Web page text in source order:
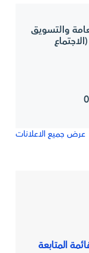
والتسويق
عرض جميع الاعلانات
المتابعة